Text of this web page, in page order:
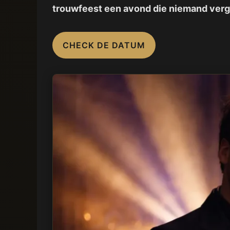
trouwfeest een avond die niemand
CHECK DE DATUM